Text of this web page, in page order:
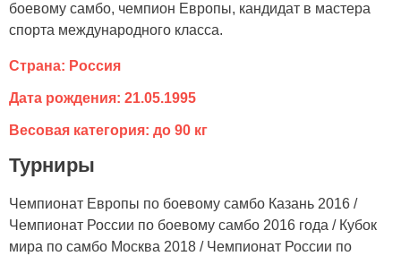
боевому самбо, чемпион Европы, кандидат в мастера
спорта международного класса.
Страна: Россия
Дата рождения: 21.05.1995
Весовая категория: до 90 кг
Турниры
Чемпионат Европы по боевому самбо Казань 2016 /
Чемпионат России по боевому самбо 2016 года / Кубок
мира по самбо Москва 2018 / Чемпионат России по